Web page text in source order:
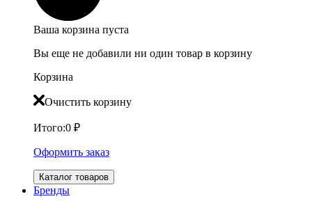
Ваша корзина пуста
Вы еще не добавили ни один товар в корзину
Корзина
Очистить корзину
Итого:0 ₽
Оформить заказ
Каталог товаров
Бренды